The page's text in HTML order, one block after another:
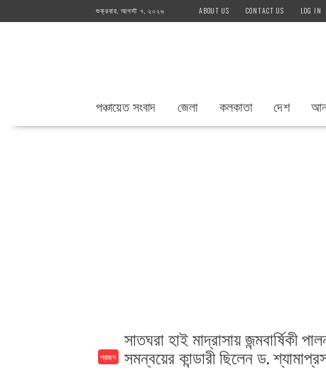
to
শুক্রবার, আগস্ট ৭, ২০২৬ ABOUT US CONTACT US LOG IN
পঞ্চায়েত সংবাদ জেলা কলকাতা দেশ
প্রচ্ছদ
সাতঘরা হাই মাদ্রাসায় জন্মবার্ষিকী
সমন্বয়ের কান্ডারী ছিলেন ড.